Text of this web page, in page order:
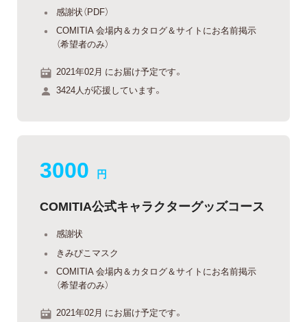
感謝状（PDF）
COMITIA 会場内＆カタログ＆サイトにお名前掲示
（希望者のみ）
2021年02月 にお届け予定です。
3424人が応援しています。
3000 円
COMITIA公式キャラクターグッズコース
感謝状
きみぴこマスク
COMITIA 会場内＆カタログ＆サイトにお名前掲示
（希望者のみ）
2021年02月 にお届け予定です。